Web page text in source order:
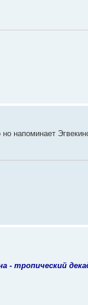
напоминает
- тропический